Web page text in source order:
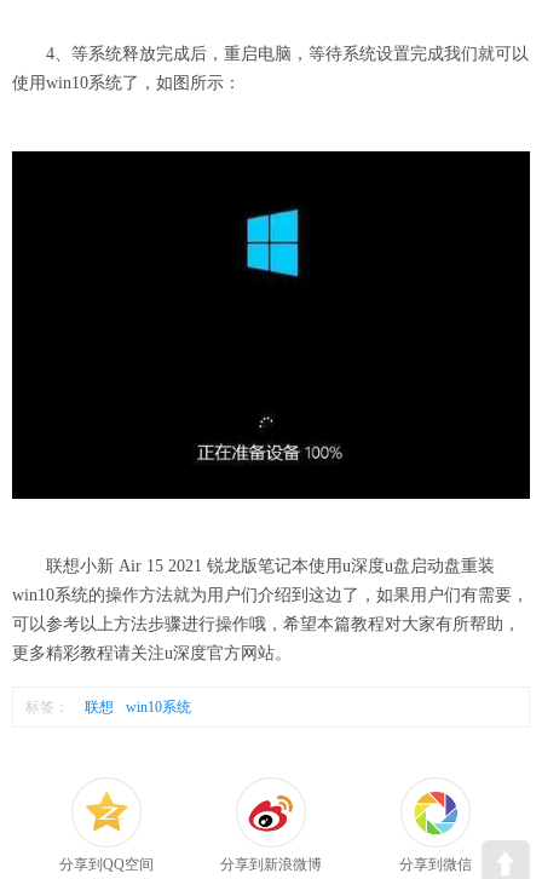
4、等系统释放完成后，重启电脑，等待系统设置完成我们就可以
使用win10系统了，如图所示：
联想小新 Air 15 2021 锐龙版笔记本使用u深度u盘启动盘重装
win10系统的操作方法就为用户们介绍到这边了，如果用户们有需要，
可以参考以上方法步骤进行操作哦，希望本篇教程对大家有所帮助，
更多精彩教程请关注u深度官方网站。
标签： 联想 win10系统
分享到QQ空间 分享到新浪微博 分享到微信